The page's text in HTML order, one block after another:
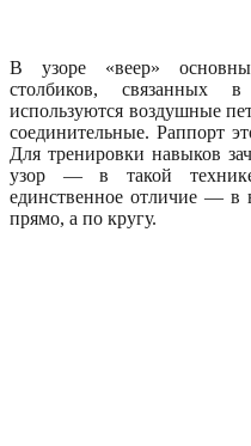
В узоре «веер»
столбиков,
используются воздушные
соединительные. Раппорт
Для тренировки навыков
узор — в такой
единственное отличие — в
прямо, а по кругу.